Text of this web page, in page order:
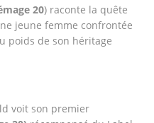
20) raconte la quête
jeune femme confrontée
poids de son héritage
voit son premier